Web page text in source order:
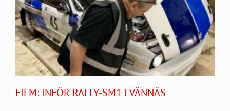
FILM: INFÖR RALLY-SM1 I VÄNNÄS